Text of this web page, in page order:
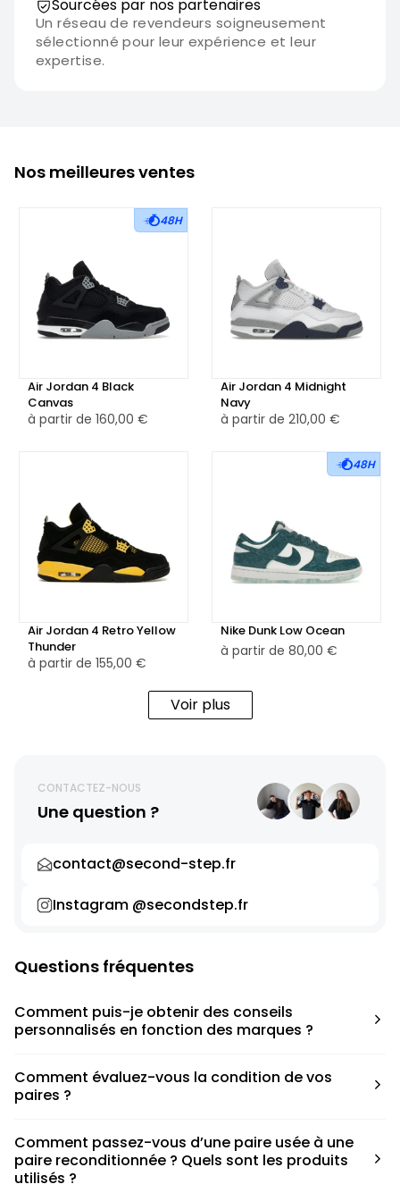
Sourcées par nos partenaires
Un réseau de revendeurs soigneusement
sélectionné pour leur expérience et leur
expertise.
Nos meilleures ventes
48H
Air Jordan 4 Black
Canvas
à partir de 160,00 €
Air Jordan 4 Midnight
Navy
à partir de 210,00 €
Air Jordan 4 Retro Yellow
Thunder
à partir de 155,00 €
48H
Nike Dunk Low Ocean
à partir de 80,00 €
Voir plus
CONTACTEZ-NOUS
Une question ?
contact@second-step.fr
Instagram @secondstep.fr
Questions fréquentes
Comment puis-je obtenir des conseils
personnalisés en fonction des marques ?
pour déterminer la taille appropriée, que ce soit une taille
en dessous, au-dessus ou correspondant à votre taille
Comment évaluez-vous la condition de vos
paires ?
défauts spécifiques de chaque paire.
Comment passez-vous d’une paire usée à une
paire reconditionnée ? Quels sont les produits
utilisés ?